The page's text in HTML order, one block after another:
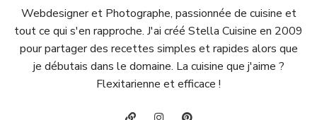
Webdesigner et Photographe, passionnée de cuisine et
tout ce qui s'en rapproche. J'ai créé Stella Cuisine en 2009
pour partager des recettes simples et rapides alors que
je débutais dans le domaine. La cuisine que j'aime ?
Flexitarienne et efficace !